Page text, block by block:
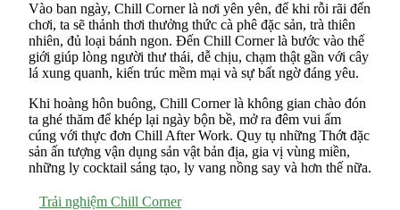
Vào ban ngày, Chill Corner là nơi yên yên, để khi rỗi rãi đến
chơi, ta sẽ thảnh thơi thưởng thức cà phê đặc sản, trà thiên
nhiên, đủ loại bánh ngon. Đến Chill Corner là bước vào thế
giới giúp lòng người thư thái, dễ chịu, chạm thật gần với cây
lá xung quanh, kiến trúc mềm mại và sự bất ngờ đáng yêu.
Khi hoàng hôn buông, Chill Corner là không gian chào đón
ta ghé thăm để khép lại ngày bộn bề, mở ra đêm vui ấm
cúng với thực đơn Chill After Work. Quy tụ những Thớt đặc
sản ấn tượng vận dụng sản vật bản địa, gia vị vùng miền,
những ly cocktail sáng tạo, ly vang nồng say và hơn thế nữa.
Trải nghiệm Chill Corner